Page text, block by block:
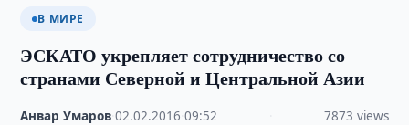
В МИРЕ
ЭСКАТО укрепляет сотрудничество со
странами Северной и Центральной Азии
Анвар Умаров ·02.02.2016 ·09:52 7873 views